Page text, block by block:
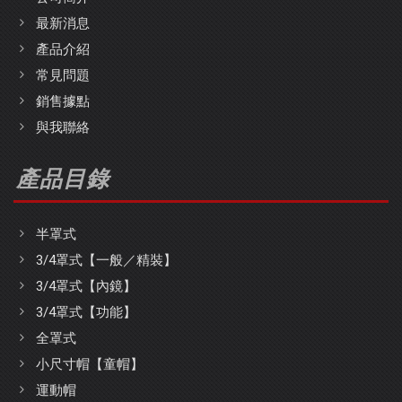
最新消息
產品介紹
常見問題
銷售據點
與我聯絡
產品目錄
半罩式
3/4罩式【一般／精裝】
3/4罩式【內鏡】
3/4罩式【功能】
全罩式
小尺寸帽【童帽】
運動帽